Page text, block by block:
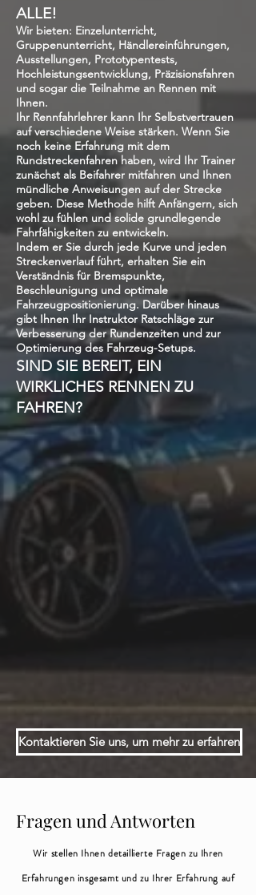
ALLE!
Wir bieten: Einzelunterricht,
Gruppenunterricht, Händlereinführungen,
Ausstellungen, Prototypentests,
Hochleistungsentwicklung, Präzisionsfahren
und sogar die Teilnahme an Rennen mit
Ihnen.
Ihr Rennfahrlehrer kann Ihr Selbstvertrauen
auf verschiedene Weise stärken. Wenn Sie
noch keine Erfahrung mit dem
Rundstreckenfahren haben, wird Ihr Trainer
zunächst als Beifahrer mitfahren und Ihnen
mündliche Anweisungen auf der Strecke
geben. Diese Methode hilft Anfängern, sich
wohl zu fühlen und solide grundlegende
Fahrfähigkeiten zu entwickeln.
Indem er Sie durch jede Kurve und jeden
Streckenverlauf führt, erhalten Sie ein
Verständnis für Bremspunkte,
Beschleunigung und optimale
Fahrzeugpositionierung. Darüber hinaus
gibt Ihnen Ihr Instruktor Ratschläge zur
Verbesserung der Rundenzeiten und zur
Optimierung des Fahrzeug-Setups.
SIND SIE BEREIT, EIN
WIRKLICHES RENNEN ZU
FAHREN?
Kontaktieren Sie uns, um mehr zu erfahren
Fragen und Antworten
Wir stellen Ihnen detaillierte Fragen zu Ihren
Erfahrungen insgesamt und zu Ihrer Erfahrung auf